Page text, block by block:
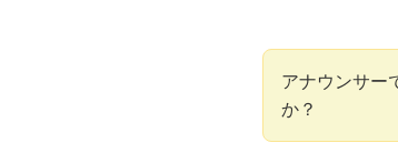
アナウンサー
か？